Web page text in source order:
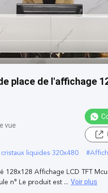
place de l'affichage
vue
liquides 320x480 #
Affichage LCD TFT
n° Le produit est ... Voir plus